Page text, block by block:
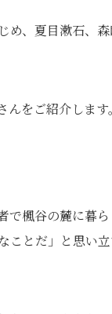
め、夏目漱石、
をご紹介します。
で楓谷の麓に暮ら
とだ」と思い立